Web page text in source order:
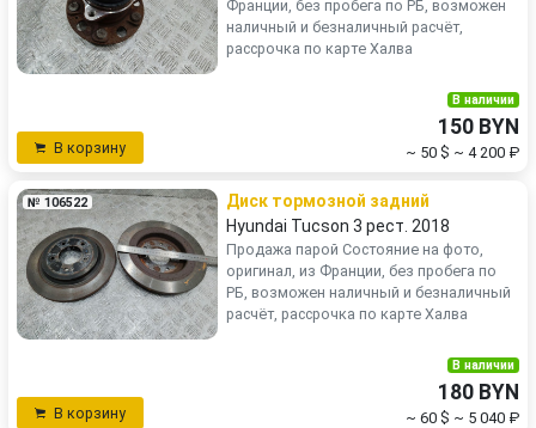
Франции, без пробега по РБ, возможен
наличный и безналичный расчёт,
рассрочка по карте Халва
В корзину
В наличии
150 BYN
~ 50 $ ~ 4 200 ₽
№ 106522
Диск тормозной задний
Hyundai Tucson 3 рест. 2018
Продажа парой Состояние на фото,
оригинал, из Франции, без пробега по
РБ, возможен наличный и безналичный
расчёт, рассрочка по карте Халва
В корзину
В наличии
180 BYN
~ 60 $ ~ 5 040 ₽